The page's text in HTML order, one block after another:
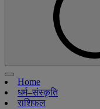
Home
धर्म–संस्कृति
राशिफल